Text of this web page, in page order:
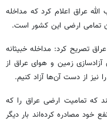
الله عراق اعلام کرد که مداخله
تمامی ارضی این کشور است.
تصریح کرد: مداخله خبیثانه
آزادسازی زمین و هوای عراق از
نیز از دست آن‌ها آزاد کنیم.
که تمامیت ارضی عراق را که
خود مصادره کرده‌اند بار دیگر